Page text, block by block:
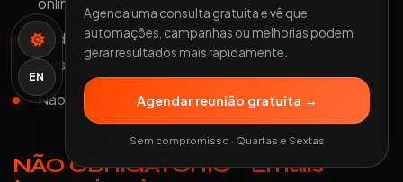
Podes enviar emails sobre novos livros de fotografia,
cursos de fotografia, equipamento fotográfico
Não podes enviar sobre jardinagem (não é similar)
NÃO OBRIGATÓRIO - Emails
Agenda uma consulta gratuita e vê que
automações, campanhas ou melhorias podem
gerar resultados mais rapidamente.
Agendar reunião gratuita →
Sem compromisso · Quartas e Sextas
EN